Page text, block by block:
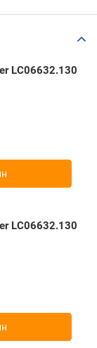
LC06632.130
LC06632.130